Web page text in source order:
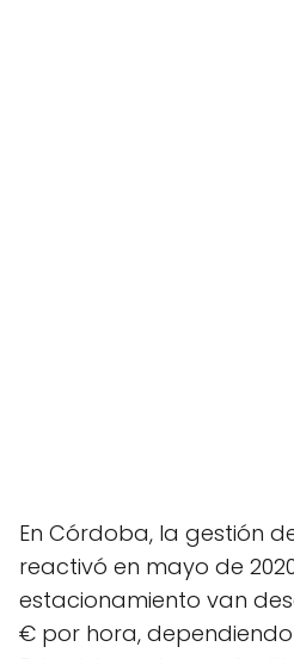
En Córdoba, la gestión
reactivó en mayo de
estacionamiento van
€ por hora,